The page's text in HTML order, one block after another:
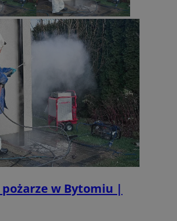
w Bytomiu |